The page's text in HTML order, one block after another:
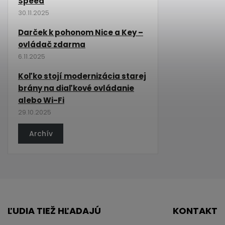
30.11.2025
Darček k pohonom Nice a Key –
ovládač zdarma
6.11.2025
Koľko stojí modernizácia starej
brány na diaľkové ovládanie
alebo Wi-Fi
29.10.2025
Archív
ĽUDIA TIEŽ HĽADAJÚ KONTAKT